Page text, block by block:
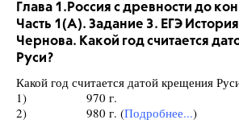
Глава 1.Россия с древности до
Часть 1(А). Задание 3. ЕГЭ
Чернова. Какой год считается
Руси?
Какой год считается датой крещения
1) 970 г.
2) 980 г. (Подробнее...)